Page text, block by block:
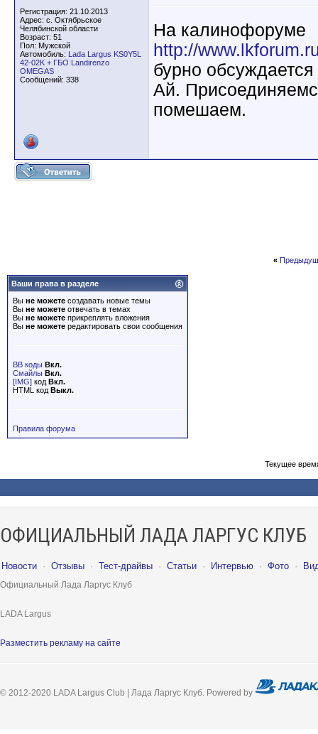
Регистрация: 21.10.2013
Адрес: с. Октябрьское
Челябинской области
Возраст: 51
Пол: Мужской
Автомобиль: Lada Largus KS0Y5L
42-02K + ГБО Landirenzo
OMEGAS
Сообщений: 338
На калинофоруме
http://
бурно
Ай.
помешаем.
«
Ваши права в разделе
Вы не можете создавать новые темы
Вы не можете отвечать в темах
Вы не можете прикреплять вложения
Вы не можете редактировать свои сообщения
BB коды Вкл.
Смайлы Вкл.
[IMG] код Вкл.
HTML код Выкл.
Правила форума
Текущее
ОФИЦИАЛЬНЫЙ ЛАДА ЛАРГУС КЛУБ
Новости · Отзывы · Тест-драйвы · Статьи · Интервью · Фото ·
Официальный Лада Ларгус Клуб
LADA Largus
Разместить рекламу на сайте
© 2012-2020 LADA Largus Club | Лада Ларгус Клуб. Powered by